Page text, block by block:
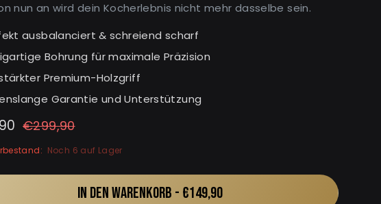
nun an wird dein Kocherlebnis nicht mehr dasselbe sein.
ausbalanciert & schreiend scharf
Bohrung für maximale Präzision
Premium-Holzgriff
Garantie und Unterstützung
€299,90
Noch 6 auf Lager
IN DEN WARENKORB - €149,90